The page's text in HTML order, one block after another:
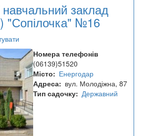
заклад
"Сопілочка" №16
Номера телефонів
(06139)51520
Місто
Енергодар
Адреса
вул. Молодіжна, 87
Тип садочку Державний